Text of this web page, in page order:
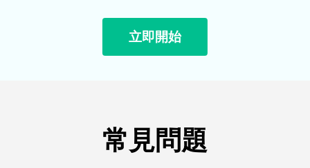
立即開始
常見問題